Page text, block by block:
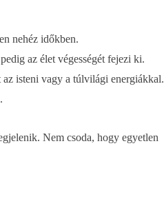
nehéz időkben.
az élet végességét fejezi ki.
az isteni vagy a túlvilági energiákkal.
Nem csoda, hogy egyetlen